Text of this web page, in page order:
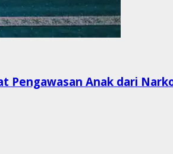
Pengawasan Anak dari